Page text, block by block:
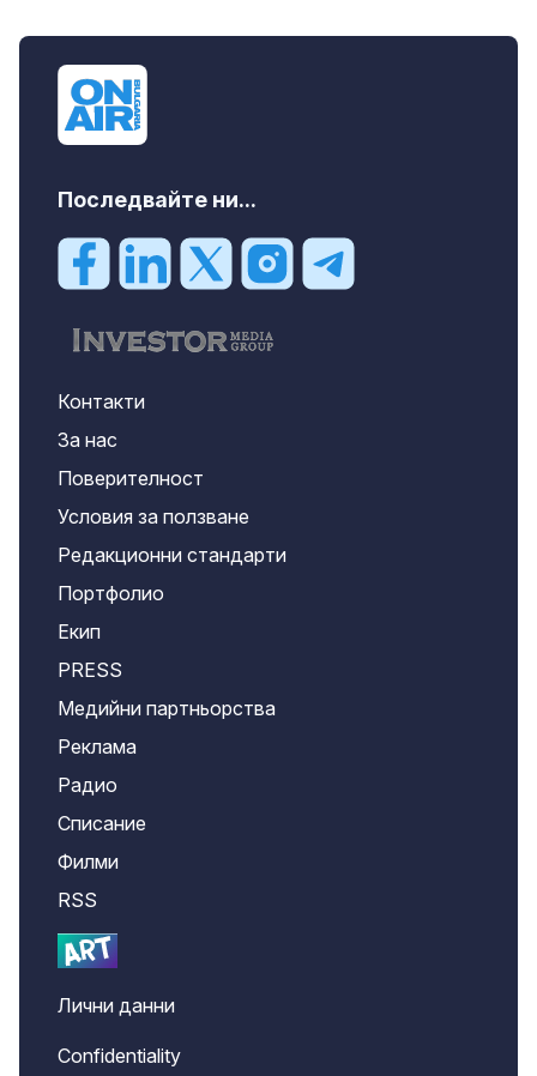
Последвайте ни...
Контакти
За нас
Поверителност
Условия за ползване
Редакционни стандарти
Портфолио
Екип
PRESS
Медийни партньорства
Реклама
Радио
Списание
Филми
RSS
Лични данни
Confidentiality